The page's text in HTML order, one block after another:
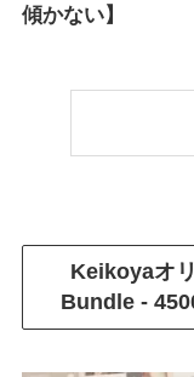
傾かない】
Keikoyaオ
Bundle -